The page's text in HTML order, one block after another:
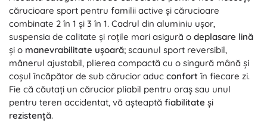
cărucioare sport pentru familii active și cărucioare
combinate 2 în 1 și 3 în 1. Cadrul din aluminiu ușor,
suspensia de calitate și roțile mari asigură o deplasare lină
și o manevrabilitate ușoară; scaunul sport reversibil,
mânerul ajustabil, plierea compactă cu o singură mână și
coșul încăpător de sub cărucior aduc confort în fiecare zi.
Fie că căutați un cărucior pliabil pentru oraș sau unul
pentru teren accidentat, vă așteaptă fiabilitate și
rezistență.